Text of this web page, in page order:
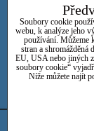
FacebookTwitter
Soubory cookie
webu, k analýze jeho
používání. Můžeme
stran a shromážděná
EU, USA nebo jiných
soubory cookie“
Níže můžete najít